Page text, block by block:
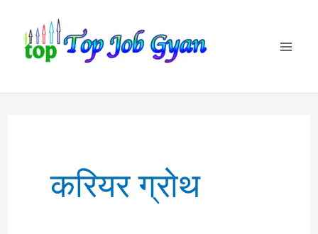
content
करियर ग्रोथ